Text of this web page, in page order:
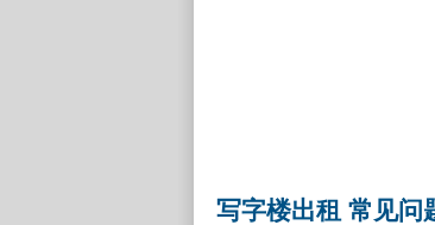
写字楼出租 常见问